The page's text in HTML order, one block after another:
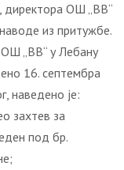
директора ОШ „ВВ“
из притужбе.
„ВВ“ у Лебану
16. септембра
наведено је:
захтев за
под бр.